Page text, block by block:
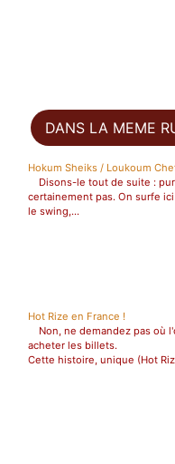
DANS LA MEME
Hokum Sheiks / Loukoum
Disons-le tout de suite :
certainement pas. On surfe
le swing,...
Hot Rize en France !
Non, ne demandez pas où
acheter les billets.
Cette histoire, unique (Hot